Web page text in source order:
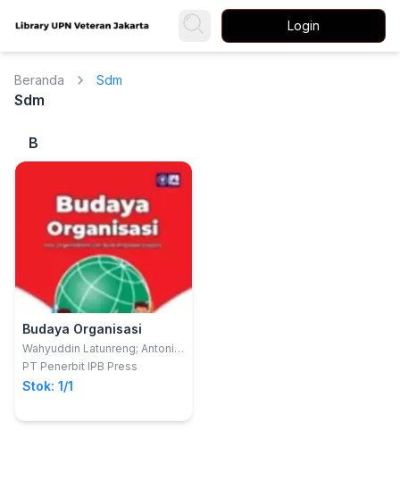
Login
Beranda Sdm
Sdm
B
Budaya Organisasi
Wahyuddin Latunreng; Antoni
Ludfi Arifin; Resista Vikaliana
PT Penerbit IPB Press
Stok: 1/1